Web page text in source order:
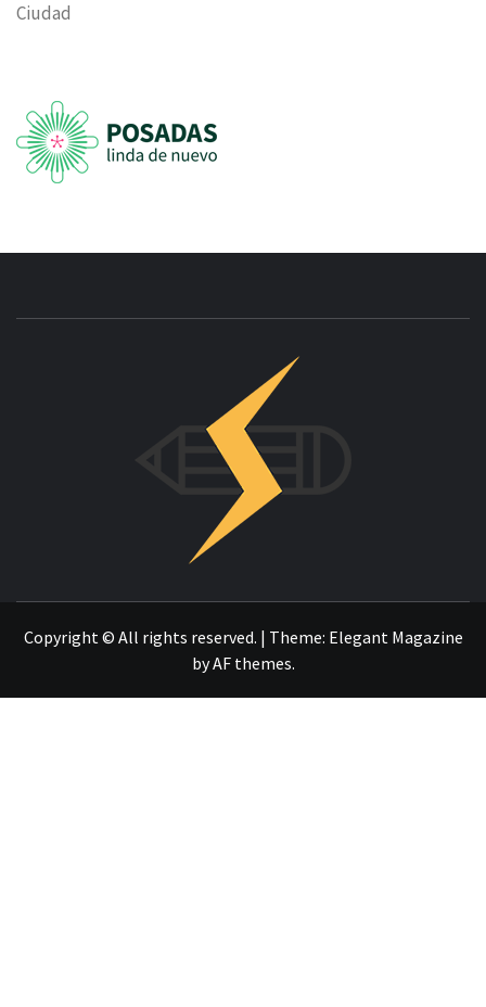
Ciudad
Copyright © All rights reserved. | Theme: Elegant Magazine
byAF themes.